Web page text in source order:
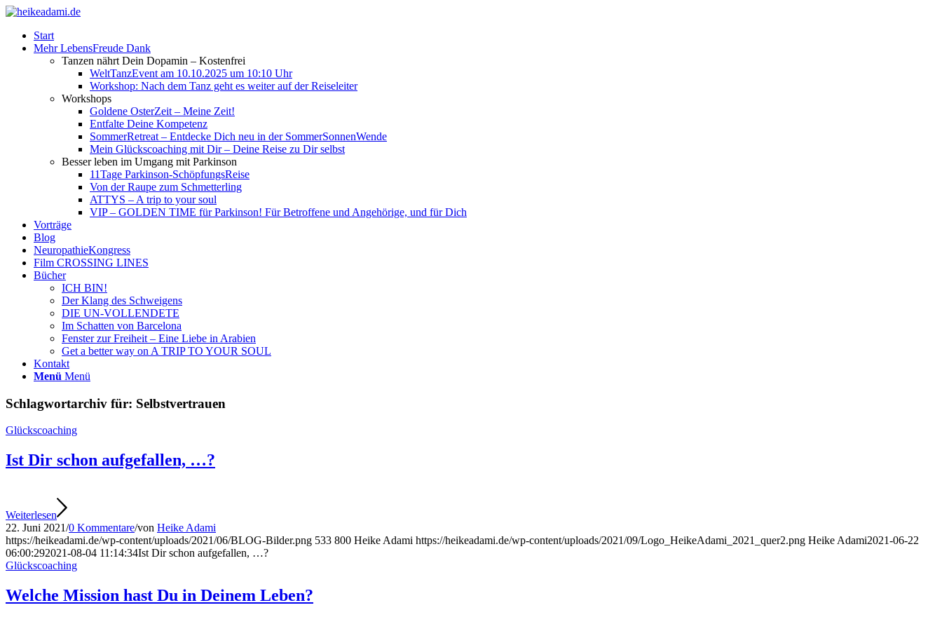
Start
Mehr LebensFreude Dank
Tanzen nährt Dein Dopamin – Kostenfrei
WeltTanzEvent am 10.10.2025 um 10:10 Uhr
Workshop: Nach dem Tanz geht es weiter auf der Reiseleiter
Workshops
Goldene OsterZeit – Meine Zeit!
Entfalte Deine Kompetenz
SommerRetreat – Entdecke Dich neu in der SommerSonnenWende
Mein Glückscoaching mit Dir – Deine Reise zu Dir selbst
Besser leben im Umgang mit Parkinson
11Tage Parkinson-SchöpfungsReise
Von der Raupe zum Schmetterling
ATTYS – A trip to your soul
VIP – GOLDEN TIME für Parkinson! Für Betroffene und Angehörige, und für Dich
Vorträge
Blog
NeuropathieKongress
Film CROSSING LINES
Bücher
ICH BIN!
Der Klang des Schweigens
DIE UN-VOLLENDETE
Im Schatten von Barcelona
Fenster zur Freiheit – Eine Liebe in Arabien
Get a better way on A TRIP TO YOUR SOUL
Kontakt
Menü Menü
Schlagwortarchiv für: Selbstvertrauen
Glückscoaching
Ist Dir schon aufgefallen, …?
Weiterlesen
22. Juni 2021/0 Kommentare/von Heike Adami
https://heikeadami.de/wp-content/uploads/2021/06/BLOG-Bilder.png 533 800 Heike Adami https://heikeadami.de/wp-content/uploads/2021/09/Logo_HeikeAdami_2021_quer2.png Heike Adami2021-06-22
06:00:292021-08-04 11:14:34Ist Dir schon aufgefallen, …?
Glückscoaching
Welche Mission hast Du in Deinem Leben?